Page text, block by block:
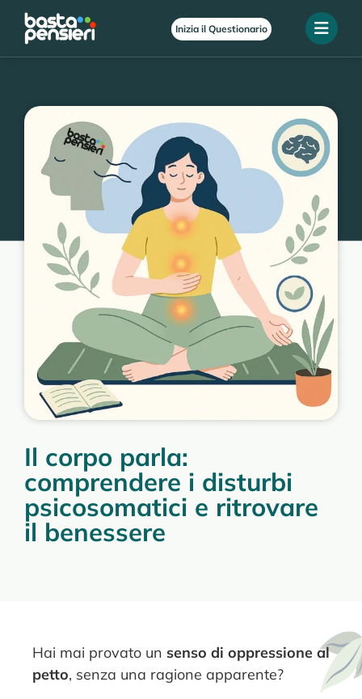
Inizia il Questionario
Il corpo parla:
comprendere i disturbi
psicosomatici e ritrovare
il benessere
Hai mai provato un senso di oppressione al
petto, senza una ragione apparente?